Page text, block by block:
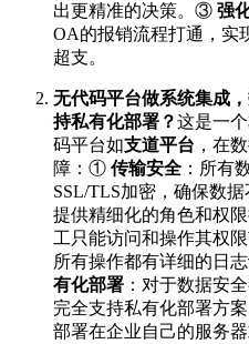
出更精准的决策。③ 强
OA的报销流程打通，实
超支。
无代码平台做系统集成
持私有化部署？这是一
码平台如支道平台 ，在
障：① 传输安全 ：所有
SSL/TLS加密，确保数
提供精细化的角色和权
工只能访问和操作其权
所有操作都有详细的日
有化部署 ：对于数据安
完全支持私有化部署方
部署在企业自己的服务